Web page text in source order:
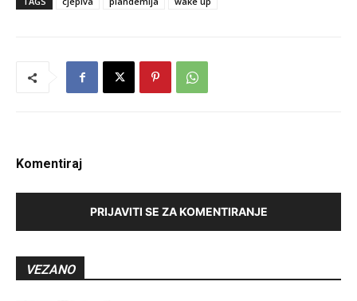
Komentiraj
PRIJAVITI SE ZA KOMENTIRANJE
VEZANO